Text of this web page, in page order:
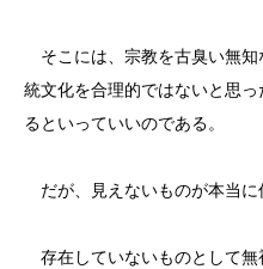
そこには、宗教を古臭い無知
統文化を合理的ではないと思
るといっていいのである。
だが、見えないものが本当に
存在していないものとして無